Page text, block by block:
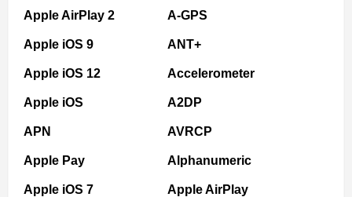
Apple AirPlay 2
Apple iOS 9
Apple iOS 12
Apple iOS
APN
Apple Pay
Apple iOS 7
A-GPS
ANT+
Accelerometer
A2DP
AVRCP
Alphanumeric
Apple AirPlay